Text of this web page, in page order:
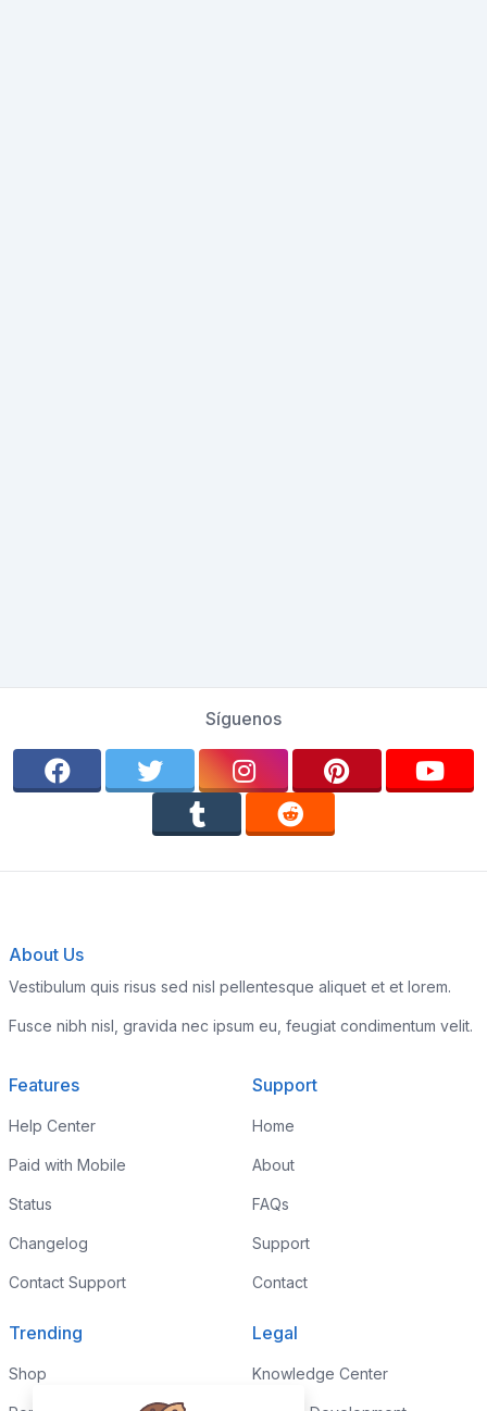
Síguenos
About Us
Vestibulum quis risus sed nisl pellentesque aliquet et et lorem.
Fusce nibh nisl, gravida nec ipsum eu, feugiat condimentum velit.
Features
Help Center
Paid with Mobile
Status
Changelog
Contact Support
Support
Home
About
FAQs
Support
Contact
Trending
Shop
Legal
Knowledge Center